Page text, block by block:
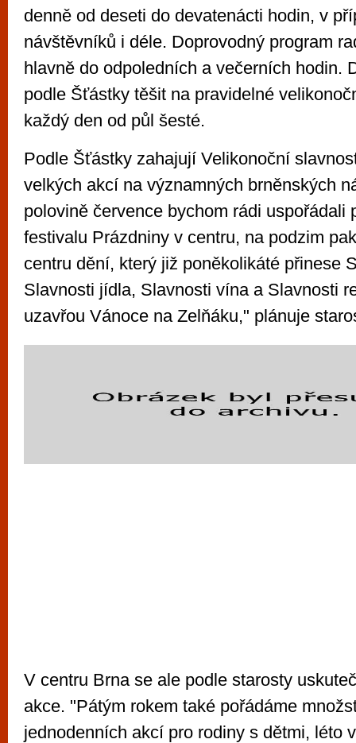
denně od deseti do devatenácti hodin, v
návštěvníků i déle. Doprovodný program
hlavně do odpoledních a večerních hodin.
podle Šťástky těšit na pravidelné
každý den od půl šesté.
Podle Šťástky zahajují Velikonoční
velkých akcí na významných brněnských
polovině července bychom rádi uspořádali
festivalu Prázdniny v centru, na podzim
centru dění, který již poněkolikáté přinese
Slavnosti jídla, Slavnosti vína a Slavnosti
uzavřou Vánoce na Zelňáku," plánuje
V centru Brna se ale podle starosty
akce. "Pátým rokem také pořádáme
jednodenních akcí pro rodiny s dětmi, léto